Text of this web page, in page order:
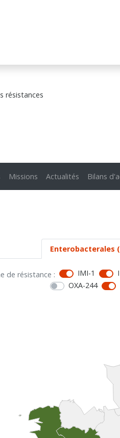
résistances
Missions Actualités Bilans
Enterobacterales
de résistance : IMI-1
OXA-244